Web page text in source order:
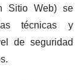
Sitio Web) se
técnicas y
de seguridad